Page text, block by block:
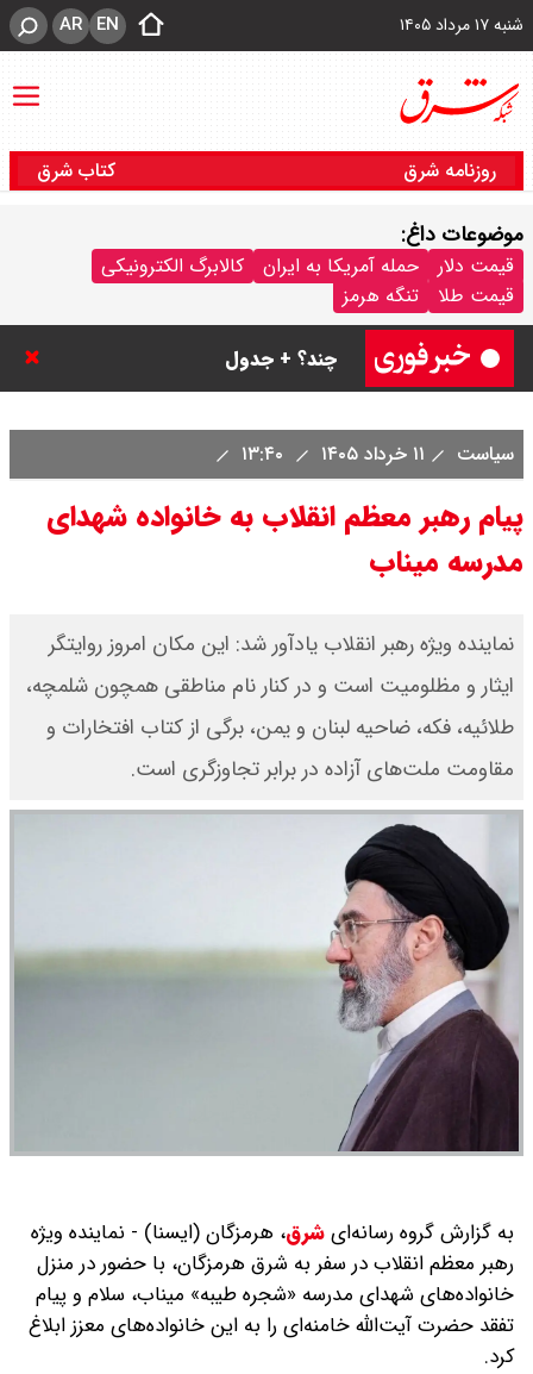
شنبه ۱۷ مرداد ۱۴۰۵ EN
AR
روزنامه شرق کتاب شرق
موضوعات داغ:
قیمت دلار حمله آمریکا به ایران
کالابرگ الکترونیکی
قیمت طلا
تنگه هرمز
چند؟ + جدول
سیاست ۱۱ خرداد ۱۴۰۵
پیام رهبر معظم انقلاب به خانواده شهدای
مدرسه میناب
نماینده ویژه رهبر انقلاب یادآور شد: این مکان امروز روایتگر
ایثار و مظلومیت است و در کنار نام مناطقی همچون شلمچه،
طلائیه، فکه، ضاحیه لبنان و یمن، برگی از کتاب افتخارات و
مقاومت ملت‌های آزاده در برابر تجاوزگری است.
به گزارش گروه رسانه‌ایشرق، هرمزگان (ایسنا) - نماینده ویژه
رهبر معظم انقلاب در سفر به شرق هرمزگان، با حضور در منزل
خانواده‌های شهدای مدرسه «شجره طیبه» میناب، سلام و پیام
تفقد حضرت آیت‌الله خامنه‌ای را به این خانواده‌های معزز ابلاغ
کرد.